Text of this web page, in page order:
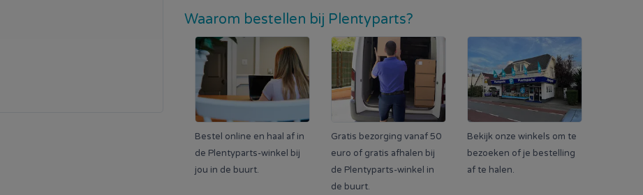
Waarom bestellen bij Plentyparts?
Bestel online en haal af in
de Plentyparts-winkel bij
jou in de buurt.
Gratis bezorging vanaf 50
euro of gratis afhalen bij
de Plentyparts-winkel in
de buurt.
Bekijk onze winkels om te
bezoeken of je bestelling
af te halen.